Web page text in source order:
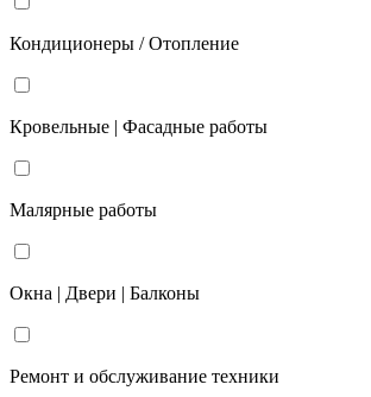
Кондиционеры / Отопление
Кровельные | Фасадные работы
Малярные работы
Окна | Двери | Балконы
Ремонт и обслуживание техники